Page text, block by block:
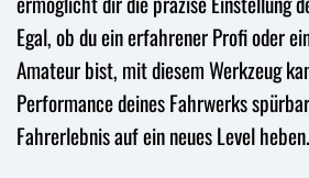
Egal, ob du ein erfahrener Profi oder
Amateur bist, mit diesem Werkzeug
Performance deines Fahrwerks
Fahrerlebnis auf ein neues Level heben.